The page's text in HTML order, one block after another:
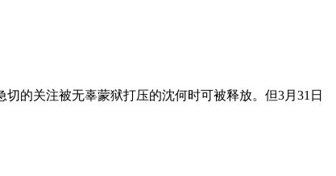
的关注被无辜蒙狱打压的沈何时可被释放。但3月31日